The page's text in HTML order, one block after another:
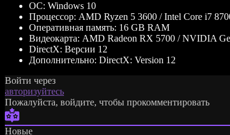
ОС: Windows 10
Процессор: AMD Ryzen 5 3600 / Intel Core i7
Оперативная память: 16 GB RAM
Видеокарта: AMD Radeon RX 5700 / NVIDIA
DirectX: Версии 12
Дополнительно: DirectX: Version 12
Войти через
авторизуйтесь
Пожалуйста, войдите, чтобы прокомментировать
Новые